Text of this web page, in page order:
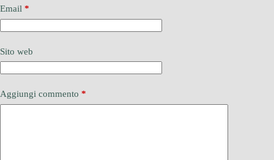
Email *
Sito web
Aggiungi commento *